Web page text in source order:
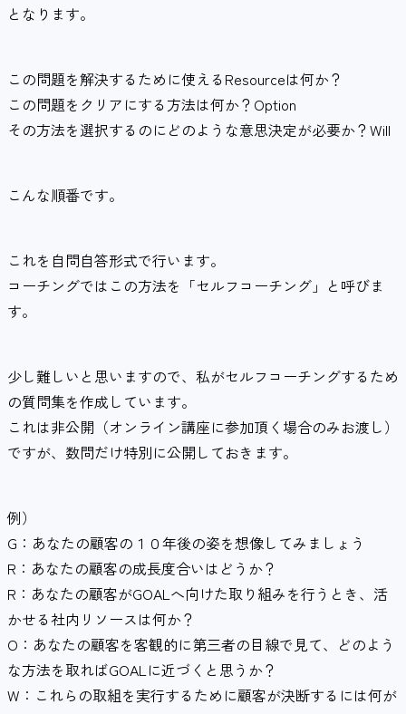
となります。
この問題を解決するために使えるResourceは何か？
この問題をクリアにする方法は何か？Option
その方法を選択するのにどのような意思決定が必要か？Will
こんな順番です。
これを自問自答形式で行います。
コーチングではこの方法を「セルフコーチング」と呼びま
す。
少し難しいと思いますので、私がセルフコーチングするため
の質問集を作成しています。
これは非公開（オンライン講座に参加頂く場合のみお渡し）
ですが、数問だけ特別に公開しておきます。
例）
G：あなたの顧客の１０年後の姿を想像してみましょう
R：あなたの顧客の成長度合いはどうか？
R：あなたの顧客がGOALへ向けた取り組みを行うとき、活
かせる社内リソースは何か？
O：あなたの顧客を客観的に第三者の目線で見て、どのよう
な方法を取ればGOALに近づくと思うか？
W：これらの取組を実行するために顧客が決断するには何が